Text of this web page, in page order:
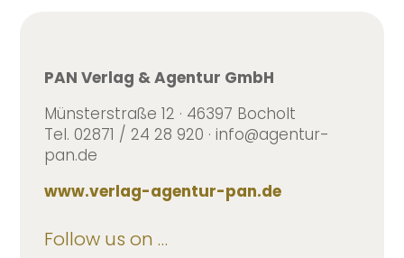
PAN Verlag & Agentur GmbH
Münsterstraße 12 · 46397 Bocholt
Tel. 02871 / 24 28 920 · info@agentur-
pan.de
www.verlag-agentur-pan.de
Follow us on …